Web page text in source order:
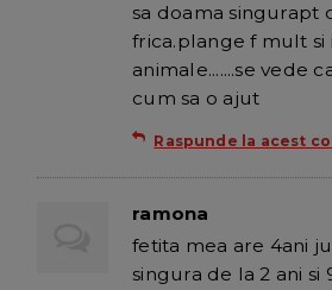
sa doama singurapt
frica.plange f mult si
animale.......se vede
cum sa o ajut
Raspunde la acest
ramona
fetita mea are 4ani
singura de la 2 ani si